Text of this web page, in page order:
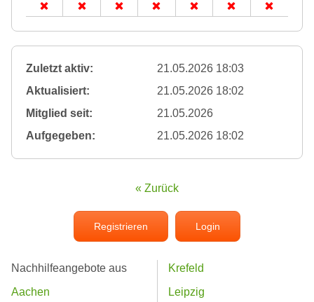
Zuletzt aktiv:
21.05.2026 18:03
Aktualisiert:
21.05.2026 18:02
Mitglied seit:
21.05.2026
Aufgegeben:
21.05.2026 18:02
« Zurück
Registrieren Login
Nachhilfeangebote aus
Aachen
Krefeld
Leipzig